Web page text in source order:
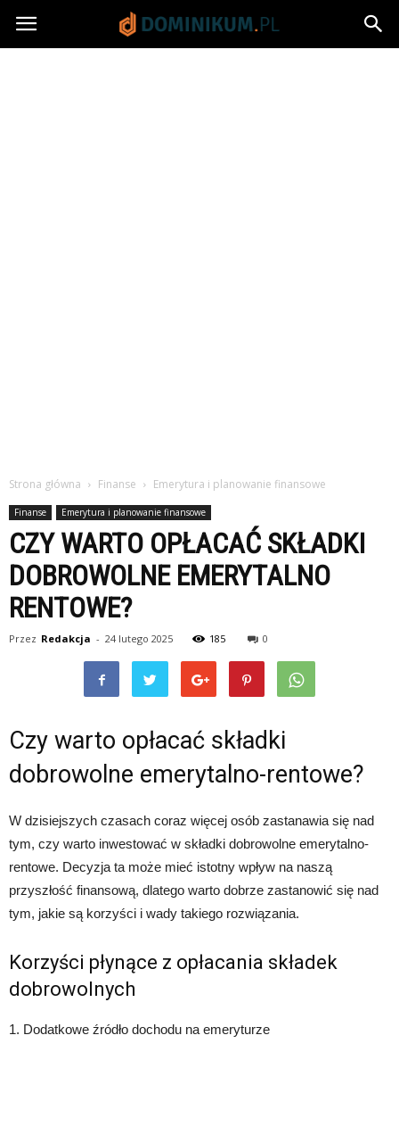
Dominikum.pl
Strona główna Finanse Emerytura i planowanie finansowe
Finanse Emerytura i planowanie finansowe
CZY WARTO OPŁACAĆ SKŁADKI
DOBROWOLNE EMERYTALNO
RENTOWE?
Przez Redakcja - 24 lutego 2025 185 0
Czy warto opłacać składki
dobrowolne emerytalno-rentowe?
W dzisiejszych czasach coraz więcej osób zastanawia się nad
tym, czy warto inwestować w składki dobrowolne emerytalno-
rentowe. Decyzja ta może mieć istotny wpływ na naszą
przyszłość finansową, dlatego warto dobrze zastanowić się nad
tym, jakie są korzyści i wady takiego rozwiązania.
Korzyści płynące z opłacania składek
dobrowolnych
1. Dodatkowe źródło dochodu na emeryturze